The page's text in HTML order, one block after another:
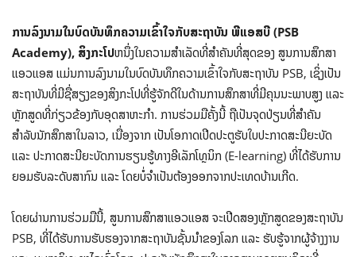
ການລົງນາມໃນບົດບັນທຶກຄວາມເຂົ້າໃຈກັບສະຖາບັນ ພີແອສບີ (PSB
Academy), ສິງກະໂປຫນຶ່ງໃນຄວາມສໍາເລັດທີ່ສໍາຄັນທີ່ສຸດຂອງ ສູນການສຶກສາ
ແອວແອສ ແມ່ນການລົງນາມໃນບົດບັນທຶກຄວາມເຂົ້າໃຈກັບສະຖາບັນ PSB, ເຊິ່ງເປັນ
ສະຖາບັນທີ່ມີຊື່ສຽງຂອງສິງກະໂປທີ່ຮູ້ຈັກດີໃນດ້ານການສຶກສາທີ່ມີຄຸນນະພາບສູງ ແລະ
ຫຼັກສູດທີ່ກ່ຽວຂ້ອງກັບອຸດສາຫະກຳ. ການຮ່ວມມືຄັ້ງນີ້ ຖືເປັນຈຸດປ່ຽນທີ່ສຳຄັນ
ສຳລັບນັກສຶກສາໃນລາວ, ເນື່ອງຈາກ ເປັນໂອກາດເປີດປະຕູຮັບໃບປະກາດສະນີຍະບັດ
ແລະ ປະກາດສະນີຍະບັດການຮຽນຮູ້ທາງອີເລັກໂທຼນິກ (E-learning) ທີ່ໄດ້ຮັບການ
ຍອມຮັບລະດັບສາກົນ ແລະ ໂດຍບໍ່ຈຳເປັນຕ້ອງອອກຈາກປະເທດບ້ານເກີດ.
ໂດຍຜ່ານການຮ່ວມມືນີ້, ສູນການສຶກສາແອວແອສ ຈະເປີດສອງຫຼັກສູດຂອງສະຖາບັນ
PSB, ທີ່ໄດ້ຮັບການຮັບຮອງຈາກສະຖາບັນຊັ້ນນຳຂອງໂລກ ແລະ ຮັບຮູ້ຈາກຜູ້ຈ້າງງານ